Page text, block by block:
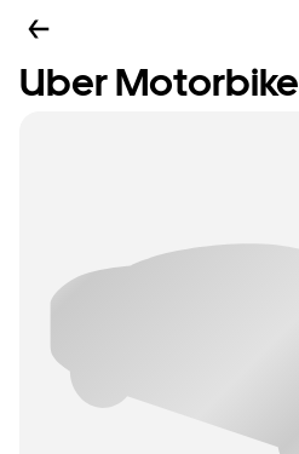
Uber Motorbike